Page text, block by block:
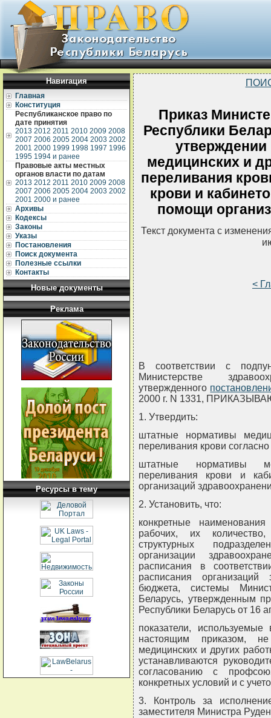
Навигация
Главная
Конституция
Республиканское право по
дате принятия
2013 2012 2011 2010 2009 2008
2007 2006 2005 2004 2003 2002
2001 2000 1999 1998 1997 1996
1995 1994 и ранее
Правовые акты местных
органов власти по датам
2013 2012 2011 2010 2009 2008
2007 2006 2005 2004 2003 2002
2001 2000 и ранее
Архивы
Кодексы
Законы
Указы
Постановления
Поиск документа
Полезные ссылки
Контакты
Новые документы
Реклама
Ресурсы в тему
Приказ
Республики
медицинских и
переливания
крови и
помощи
Текст документа с
<
В соответствии с
Министерстве
утвержденного
2000 г. N 1331,
1. Утвердить:
штатные нормативы
переливания крови
штатные нормативы
переливания крови и
организаций
2. Установить, что:
конкретные
рабочих, их
структурных
организации
расписания в
расписания организаций
бюджета, системы
Беларусь, утвержденным
Республики Беларусь от 16
показатели,
настоящим приказом,
медицинских и других
устанавливаются
согласованию с
конкретных условий и с
3. Контроль за
заместителя Министра